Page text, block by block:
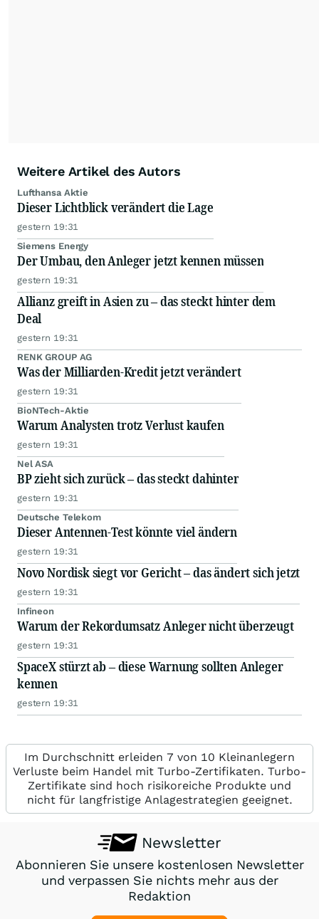
Weitere Artikel des Autors
Lufthansa Aktie
Dieser Lichtblick verändert die Lage
gestern 19:31
Siemens Energy
Der Umbau, den Anleger jetzt kennen müssen
gestern 19:31
Allianz greift in Asien zu – das steckt hinter dem
Deal
gestern 19:31
RENK GROUP AG
Was der Milliarden-Kredit jetzt verändert
gestern 19:31
BioNTech-Aktie
Warum Analysten trotz Verlust kaufen
gestern 19:31
Nel ASA
BP zieht sich zurück – das steckt dahinter
gestern 19:31
Deutsche Telekom
Dieser Antennen-Test könnte viel ändern
gestern 19:31
Novo Nordisk siegt vor Gericht – das ändert sich jetzt
gestern 19:31
Infineon
Warum der Rekordumsatz Anleger nicht überzeugt
gestern 19:31
SpaceX stürzt ab – diese Warnung sollten Anleger
kennen
gestern 19:31
Im Durchschnitt erleiden 7 von 10 Kleinanlegern
Verluste beim Handel mit Turbo-Zertifikaten. Turbo-
Zertifikate sind hoch risikoreiche Produkte und
nicht für langfristige Anlagestrategien geeignet.
Newsletter
Abonnieren Sie unsere kostenlosen Newsletter
und verpassen Sie nichts mehr aus der
Redaktion